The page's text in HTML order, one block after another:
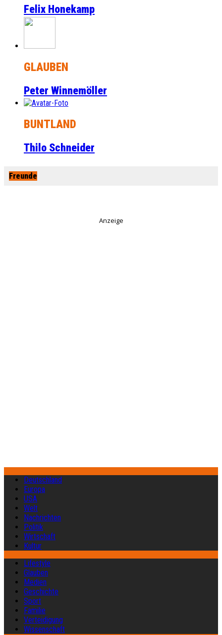
Felix Honekamp
GLAUBEN
Peter Winnemöller
BUNTLAND
Thilo Schneider
Freunde
Anzeige
Deutschland
Europa
USA
Welt
Nachrichten
Politik
Wirtschaft
Kultur
Lifestyle
Glauben
Medien
Geschichte
Sport
Familie
Verteidigung
Wissenschaft